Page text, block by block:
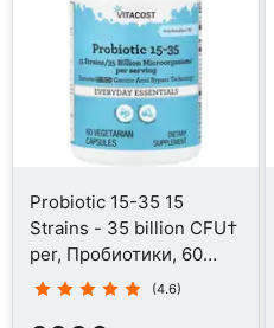
Probiotic 15-35 15
Strains - 35 billion CFU†
per, Пробиотики, 60
капсул
(4.6)